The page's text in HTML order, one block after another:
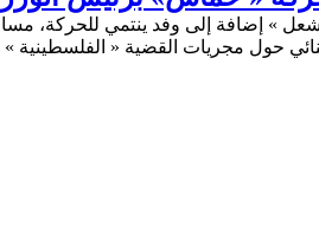
حول مجريات القضية «